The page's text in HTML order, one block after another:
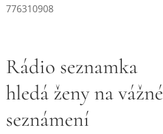
776310908
Rádio seznamka
hledá ženy na vážné
seznámení